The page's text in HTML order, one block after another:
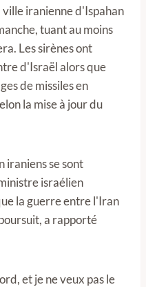
iranienne d'Ispahan
tuant au moins
Les sirènes ont
d'Israël alors que
de missiles en
la mise à jour du
iraniens se sont
israélien
la guerre entre l'Iran
a rapporté
et je ne veux pas le